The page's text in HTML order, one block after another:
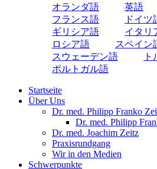
オランダ語
英語
フランス語
ドイツ
ギリシア語
イタリ
ロシア語
スペイン
スウェーデン語
ポルトガル語
Startseite
Über Uns
Dr. med. Philipp Franko
Dr. med. Philipp
Dr. med. Joachim Zeitz
Praxisrundgang
Wir in den Medien
Schwerpunkte